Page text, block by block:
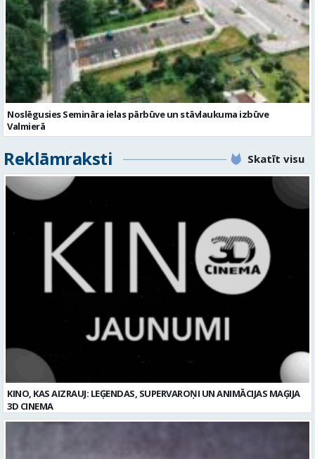
Noslēgusies Semināra ielas pārbūve un stāvlaukuma izbūve
Valmierā
Reklāmraksti Skatīt visu